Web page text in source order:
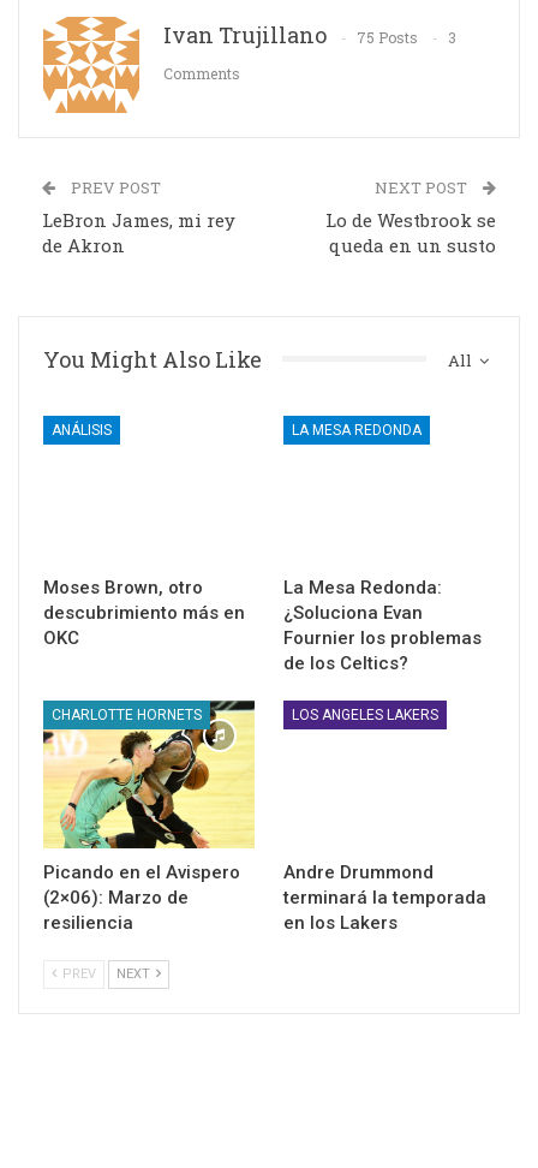
Ivan Trujillano 75 Posts
3
Comments
PREV POST
LeBron James, mi rey
de Akron
NEXT POST
Lo de Westbrook se
queda en un susto
All
You Might Also Like
ANÁLISIS
Moses Brown, otro
descubrimiento más en
OKC
LA MESA REDONDA
La Mesa Redonda:
¿Soluciona Evan
Fournier los problemas
de los Celtics?
CHARLOTTE HORNETS
Picando en el Avispero
(2×06): Marzo de
resiliencia
LOS ANGELES LAKERS
Andre Drummond
terminará la temporada
en los Lakers
PREV NEXT